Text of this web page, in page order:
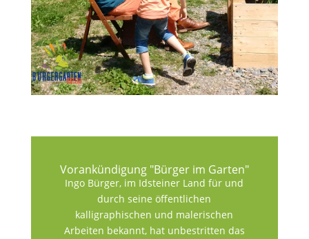
Vorankündigung "Bürger im Garten"
Ingo Bürger, im Idsteiner Land für und
durch seine öffentlichen
kalligraphischen und malerischen
Arbeiten bekannt, hat unbestritten das